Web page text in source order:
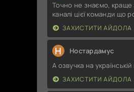
Точно не знаємо, краще
каналі цієї команди що
ЗАХИСТИТИ АЙДОЛА
Н Ностардамус
А озвучка на
ЗАХИСТИТИ АЙДОЛА